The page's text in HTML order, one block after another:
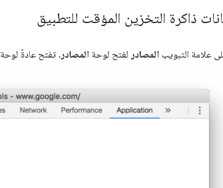
ذاكرة التخزين المؤقت للتطبيق
علامة التبويب المصادر لفتح لوحة المصادر . تفتح عادةً لوحة